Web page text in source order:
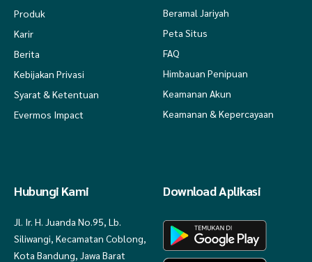
Produk
Karir
Berita
Kebijakan Privasi
Syarat & Ketentuan
Evermos Impact
Beramal Jariyah
Peta Situs
FAQ
Himbauan Penipuan
Keamanan Akun
Keamanan & Kepercayaan
Hubungi Kami
Jl. Ir. H. Juanda No.95, Lb.
Siliwangi, Kecamatan Coblong,
Kota Bandung, Jawa Barat
Download Aplikasi